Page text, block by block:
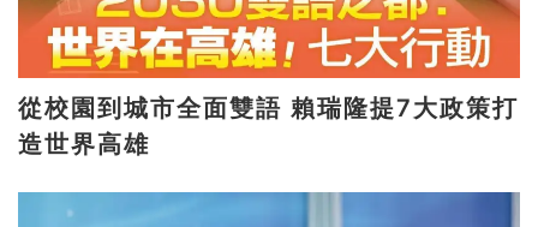
從校園到城市全面雙語 賴瑞隆提7大政策打
造世界高雄